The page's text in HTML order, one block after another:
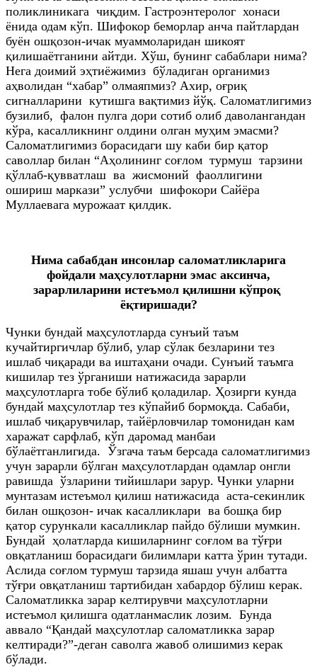
поликлиникага чиқдим. Гастроэнтеролог хонаси
ёнида одам кўп. Шифокор беморлар анча пайтлардан
буён ошқозон-ичак муаммоларидан шикоят
қилишаётганини айтди. Хўш, бунинг сабаблари нима?
Нега доимий эҳтиёжимиз бўладиган органимиз
аҳволидан “хабар” олмаяпмиз? Ахир, оғриқ
сигналларини кутишга вақтимиз йўқ. Саломатлигимиз
бузилиб, фалон пулга дори сотиб олиб даволангандан
кўра, касалликнинг олдини олган муҳим эмасми?
Саломатлигимиз борасидаги шу каби бир қатор
саволлар билан “Аҳолининг соғлом турмуш тарзини
қўллаб-қувватлаш ва жисмоний фаоллигини
ошириш маркази” услубчи шифокори Сайёра
Муллаевага мурожаат қилдик.
Нима сабабдан инсонлар саломатликларига
фойдали маҳсулотларни эмас аксинча,
зарарлиларини истеъмол қилишни кўпроқ
ёқтиришади?
Чунки бундай маҳсулотларда сунъий таъм
кучайтиргичлар бўлиб, улар сўлак безларини тез
ишлаб чиқаради ва иштаҳани очади. Сунъий таъмга
кишилар тез ўрганиши натижасида зарарли
маҳсулотларга тобе бўлиб қоладилар. Ҳозирги кунда
бундай маҳсулотлар тез кўпайиб бормоқда. Сабаби,
ишлаб чиқарувчилар, тайёрловчилар томонидан кам
харажат сарфлаб, кўп даромад манбаи
бўлаётганлигида. Ўзгача таъм берсада саломатлигимиз
учун зарарли бўлган маҳсулотлардан одамлар онгли
равишда ўзларини тийишлари зарур. Чунки уларни
мунтазам истеъмол қилиш натижасида аста-секинлик
билан ошқозон- ичак касалликлари ва бошқа бир
қатор сурункали касалликлар пайдо бўлиши мумкин.
Бундай ҳолатларда кишиларнинг соғлом ва тўғри
овқатланиш борасидаги билимлари катта ўрин тутади.
Аслида соғлом турмуш тарзида яшаш учун албатта
тўғри овқатланиш тартибидан хабардор бўлиш керак.
Саломатликка зарар келтирувчи маҳсулотларни
истеъмол қилишга одатланмаслик лозим. Бунда
аввало “Қандай маҳсулотлар саломатликка зарар
келтиради?”-деган саволга жавоб олишимиз керак
бўлади.